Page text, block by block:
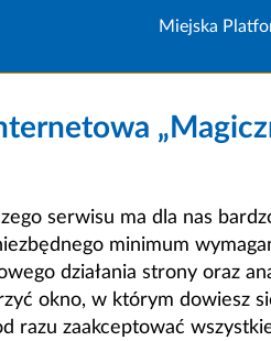
Miejska
serwisu ma dla nas
minimum
działania strony oraz
okno, w którym dowiesz
zaakceptować